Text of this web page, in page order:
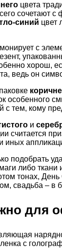
цвета
сочетают с
синий цвет
с
хорош,
ведь он
особенного
с тем, кому
и
считается
иных
подобрать
либо
тонах,
свадьба –
для
с